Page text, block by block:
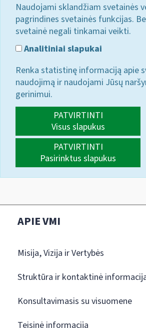
Naudojami sklandžiam svetainės
pagrindines svetainės funkcijas.
svetainė negali tinkamai veikti.
Analitiniai slapukai
Renka statistinę informaciją apie
naudojimą ir naudojami Jūsų
gerinimui.
PATVIRTINTI
Visus slapukus
PATVIRTINTI
Pasirinktus slapukus
APIE VMI
Misija, Vizija ir Vertybės
Struktūra ir kontaktinė
Konsultavimasis su visuomene
Teisinė informacija